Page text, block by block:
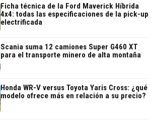
Ficha técnica de la Ford Maverick Híbrida
4x4: todas las especificaciones de la pick-up
electrificada
Scania suma 12 camiones Super G460 XT
para el transporte minero de alta montaña
Honda WR-V versus Toyota Yaris Cross: ¿qué
modelo ofrece más en relación a su precio?